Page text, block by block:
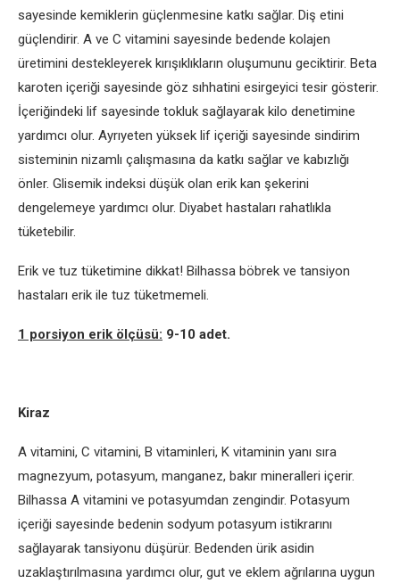
sayesinde kemiklerin güçlenmesine katkı sağlar. Diş etini
güçlendirir. A ve C vitamini sayesinde bedende kolajen
üretimini destekleyerek kırışıklıkların oluşumunu geciktirir. Beta
karoten içeriği sayesinde göz sıhhatini esirgeyici tesir gösterir.
İçeriğindeki lif sayesinde tokluk sağlayarak kilo denetimine
yardımcı olur. Ayrıyeten yüksek lif içeriği sayesinde sindirim
sisteminin nizamlı çalışmasına da katkı sağlar ve kabızlığı
önler. Glisemik indeksi düşük olan erik kan şekerini
dengelemeye yardımcı olur. Diyabet hastaları rahatlıkla
tüketebilir.
Erik ve tuz tüketimine dikkat! Bilhassa böbrek ve tansiyon
hastaları erik ile tuz tüketmemeli.
1 porsiyon erik ölçüsü: 9-10 adet.
Kiraz
A vitamini, C vitamini, B vitaminleri, K vitaminin yanı sıra
magnezyum, potasyum, manganez, bakır mineralleri içerir.
Bilhassa A vitamini ve potasyumdan zengindir. Potasyum
içeriği sayesinde bedenin sodyum potasyum istikrarını
sağlayarak tansiyonu düşürür. Bedenden ürik asidin
uzaklaştırılmasına yardımcı olur, gut ve eklem ağrılarına uygun